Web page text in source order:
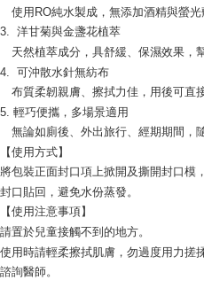
使用RO純水製成，無添加酒精與螢光
3. 洋甘菊與金盞花植萃
天然植萃成分，具舒緩、保濕效果，
4. 可沖散水針無紡布
布質柔韌親膚、擦拭力佳，用後可直
5. 輕巧便攜，多場景適用
無論如廁後、外出旅行、經期期間，
【使用方式】
將包裝正面封口項上掀開及撕開封口模
封口貼回，避免水份蒸發。
【使用注意事項】
請置於兒童接觸不到的地方。
使用時請輕柔擦拭肌膚，勿過度用力搓
諮詢醫師。